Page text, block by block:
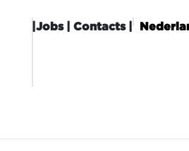
|Jobs| Contacts |